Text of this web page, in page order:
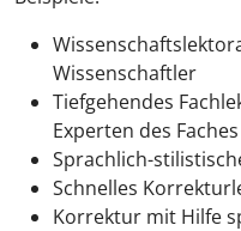
Wissenschaftler
Tiefgehendes
Experten des Faches
Sprachlich-
Schnelles
Korrektur mit Hilfe